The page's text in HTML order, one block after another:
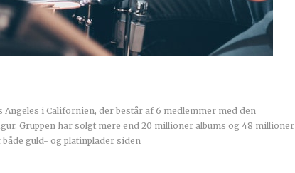
i Californien, der består af 6 medlemmer med den
Gruppen har solgt mere end 20 millioner albums og 48 millioner
guld- og platinplader siden